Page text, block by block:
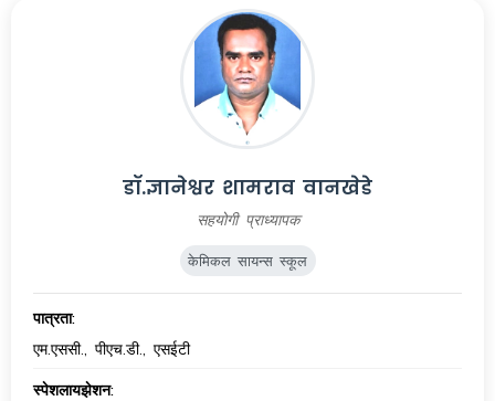
डॉ.ज्ञानेश्वर शामराव वानखेडे
सहयोगी प्राध्यापक
केमिकल सायन्स स्कूल
पात्रता:
एम.एससी., पीएच.डी., एसईटी
स्पेशलायझेशन: